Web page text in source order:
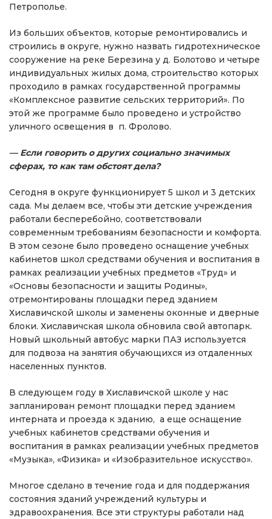
Петрополье.
Из больших объектов, которые ремонтировались и
строились в округе, нужно назвать гидротехническое
сооружение на реке Березина у д. Болотово и четыре
индивидуальных жилых дома, строительство которых
проходило в рамках государственной программы
«Комплексное развитие сельских территорий». По
этой же программе было проведено и устройство
уличного освещения в п. Фролово.
— Если говорить о других социально значимых
сферах, то как там обстоят дела?
Сегодня в округе функционирует 5 школ и 3 детских
сада. Мы делаем все, чтобы эти детские учреждения
работали бесперебойно, соответствовали
современным требованиям безопасности и комфорта.
В этом сезоне было проведено оснащение учебных
кабинетов школ средствами обучения и воспитания в
рамках реализации учебных предметов «Труд» и
«Основы безопасности и защиты Родины»,
отремонтированы площадки перед зданием
Хиславичской школы и заменены оконные и дверные
блоки. Хиславичская школа обновила свой автопарк.
Новый школьный автобус марки ПАЗ используется
для подвоза на занятия обучающихся из отдаленных
населенных пунктов.
В следующем году в Хиславичской школе у нас
запланирован ремонт площадки перед зданием
интерната и проезда к зданию, а еще оснащение
учебных кабинетов средствами обучения и
воспитания в рамках реализации учебных предметов
«Музыка», «Физика» и «Изобразительное искусство».
Многое сделано в течение года и для поддержания
состояния зданий учреждений культуры и
здравоохранения. Все эти структуры работали над